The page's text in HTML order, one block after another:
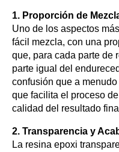
1. Proporción de
Uno de los aspectos
fácil mezcla, con una
que, para cada parte de
parte igual del
confusión que a
que facilita el proceso
calidad del resultado
2. Transparencia y
La resina epoxi